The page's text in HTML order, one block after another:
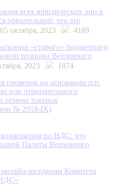
всех юридических лиц в
обязательной: что это
05 октября, 2023
4189
«старого» бюджетного
позиции Верховного
2023
1874
проверок на основании п.п.
отрицательного
отмена токенов
№ 2918-IX)
по НДС: что
Палаты Верховного
заседании Комитета